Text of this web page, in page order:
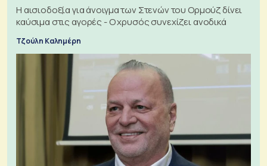
Η αισιοδοξία για άνοιγμα των Στενών του Ορμούζ δίνει
καύσιμα στις αγορές - Ο χρυσός συνεχίζει ανοδικά
Τζούλη Καλημέρη